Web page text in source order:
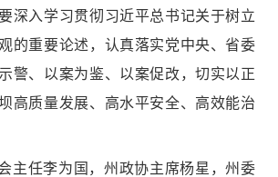
深入学习贯彻习近平总书记关于树立
的重要论述，认真落实党中央、省委
警、以案为鉴、以案促改，切实以正
高质量发展、高水平安全、高效能治
主任李为国，州政协主席杨星，州委